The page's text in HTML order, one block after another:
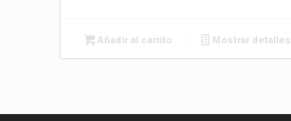
Añadir al carrito Mostrar detalles